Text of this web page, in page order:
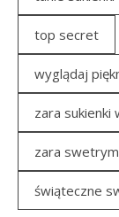
top secret
wyglądaj
zara sukienki
zara
świąteczne